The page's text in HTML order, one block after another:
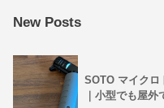
New Posts
SOTO マイクロ
｜小型でも屋